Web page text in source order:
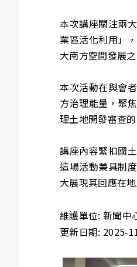
本次講座關注兩
業區活化利用」
大南方空間發展
本次活動在與會
方治理能量，聚
理土地開發審查
講座內容緊扣國
這場活動兼具制
大展現其回應在
維護單位: 新聞中
更新日期: 2025-